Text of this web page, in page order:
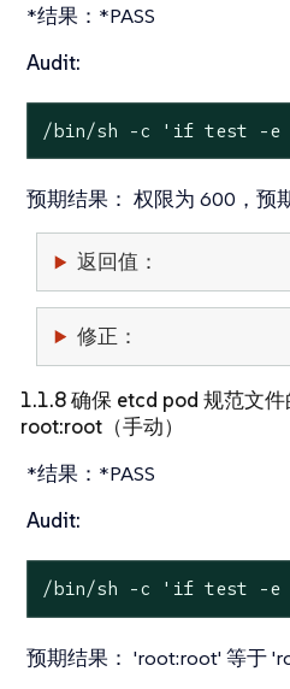
*结果：*PASS
Audit:
/bin/sh -c 'if test -e /
预期结果： 权限为 600，预
返回值：
修正：
1.1.8 确保 etcd pod 规范文
root:root（手动）
*结果：*PASS
Audit:
/bin/sh -c 'if test -e /
预期结果： 'root:root' 等于